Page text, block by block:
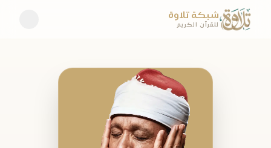
شبكة تلاوة
للقرآن الكريم